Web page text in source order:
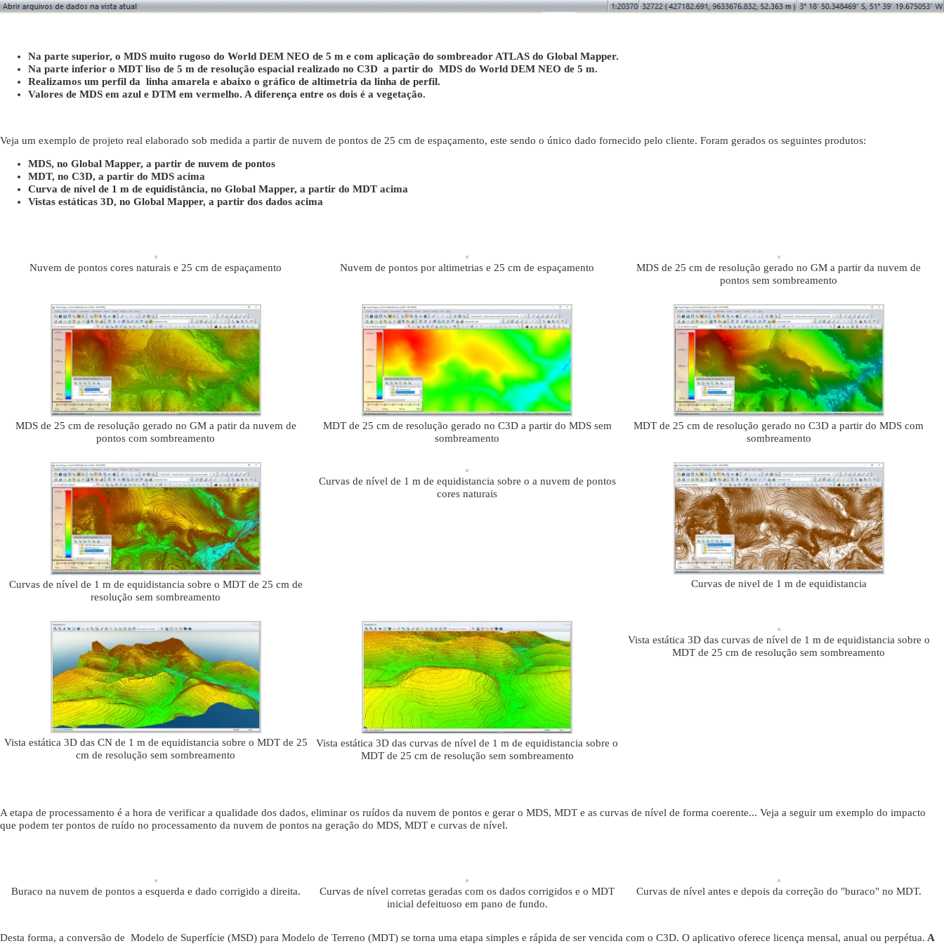
Na parte superior, o MDS muito rugoso do World DEM NEO de 5 m e com aplicação do sombreador ATLAS do Global Mapper.
Na parte inferior o MDT liso de 5 m de resolução espacial realizado no C3D a partir do MDS do World DEM NEO de 5 m.
Realizamos um perfil da linha amarela e abaixo o gráfico de altimetria da linha de perfil.
Valores de MDS em azul e DTM em vermelho. A diferença entre os dois é a vegetação.
Veja um exemplo de projeto real elaborado sob medida a partir de nuvem de pontos de 25 cm de espaçamento, este sendo o único dado fornecido pelo cliente. Foram gerados os seguintes produtos:
MDS, no Global Mapper, a partir de nuvem de pontos
MDT, no C3D, a partir do MDS acima
Curva de nível de 1 m de equidistância, no Global Mapper, a partir do MDT acima
Vistas estáticas 3D, no Global Mapper, a partir dos dados acima
Nuvem de pontos cores naturais e 25 cm de espaçamento Nuvem de pontos por altimetrias e 25 cm de espaçamento
MDS de 25 cm de resolução gerado no GM a partir da nuvem de
pontos sem sombreamento
MDS de 25 cm de resolução gerado no GM a patir da nuvem de
pontos com sombreamento
MDT de 25 cm de resolução gerado no C3D a partir do MDS sem
sombreamento
MDT de 25 cm de resolução gerado no C3D a partir do MDS com
sombreamento
Curvas de nível de 1 m de equidistancia sobre o MDT de 25 cm de
resolução sem sombreamento
Curvas de nível de 1 m de equidistancia sobre o a nuvem de pontos
cores naturais
Curvas de nivel de 1 m de equidistancia
Vista estática 3D das CN de 1 m de equidistancia sobre o MDT de 25
cm de resolução sem sombreamento
Vista estática 3D das curvas de nível de 1 m de equidistancia sobre o
MDT de 25 cm de resolução sem sombreamento
Vista estática 3D das curvas de nível de 1 m de equidistancia sobre o
MDT de 25 cm de resolução sem sombreamento
A etapa de processamento é a hora de verificar a qualidade dos dados, eliminar os ruídos da nuvem de pontos e gerar o MDS, MDT e as curvas de nível de forma coerente... Veja a seguir um exemplo do impacto
que podem ter pontos de ruído no processamento da nuvem de pontos na geração do MDS, MDT e curvas de nível.
Buraco na nuvem de pontos a esquerda e dado corrigido a direita.
Curvas de nível corretas geradas com os dados corrigidos e o MDT
inicial defeituoso em pano de fundo.
Curvas de nível antes e depois da correção do "buraco" no MDT.
Desta forma, a conversão de Modelo de Superfície (MSD) para Modelo de Terreno (MDT) se torna uma etapa simples e rápida de ser vencida com o C3D. O aplicativo oferece licença mensal, anual ou perpétua. A